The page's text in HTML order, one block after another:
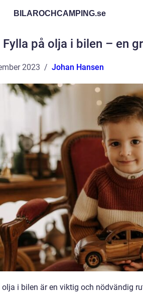
BILAROCHCAMPING.se
Fylla på olja i bilen – en
2023 Johan Hansen
olja i bilen är en viktig och nödvändig